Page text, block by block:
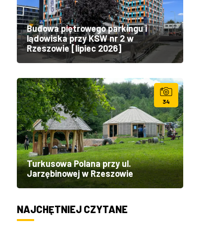
Budowa piętrowego parkingu i
lądowiska przy KSW nr 2 w
Rzeszowie [lipiec 2026]
34
Turkusowa Polana przy ul.
Jarzębinowej w Rzeszowie
NAJCHĘTNIEJ CZYTANE